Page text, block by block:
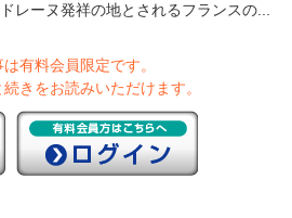
レーヌ発祥の地とされるフランスの...
有料会員限定です。
きをお読みいただけます。